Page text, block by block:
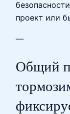
проект или
—
Общий